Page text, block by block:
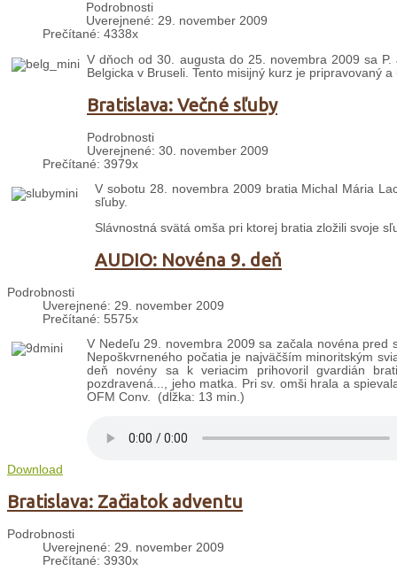
Podrobnosti
Uverejnené: 29. november 2009
Prečítané: 4338x
V dňoch od 30. augusta do 25. novembra 2009 sa
Belgicka v Bruseli. Tento misijný kurz je pripravovaný
Bratislava: Večné sľuby
Podrobnosti
Uverejnené: 30. november 2009
Prečítané: 3979x
V sobotu 28. novembra 2009 bratia Michal Mária
sľuby.
Slávnostná svätá omša pri ktorej bratia zložili svoje
AUDIO: Novéna 9. deň
Podrobnosti
Uverejnené: 29. november 2009
Prečítané: 5575x
V Nedeľu 29. novembra 2009 sa začala novéna pred
Nepoškvrneného počatia je najväčším minoritským
deň novény sa k veriacim prihovoril gvardián
pozdravená..., jeho matka. Pri sv. omši hrala a
OFM Conv. (dĺžka: 13 min.)
Download
Bratislava: Začiatok adventu
Podrobnosti
Uverejnené: 29. november 2009
Prečítané: 3930x